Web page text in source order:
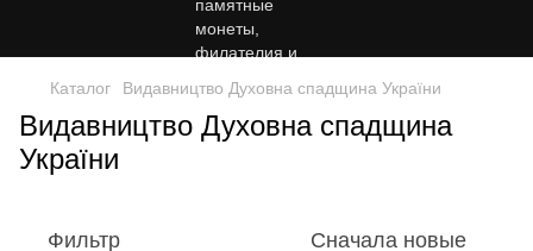
Каталог Видавництво Духовна спадщина України
Видавництво Духовна спадщина
України
Фильтр Сначала новые